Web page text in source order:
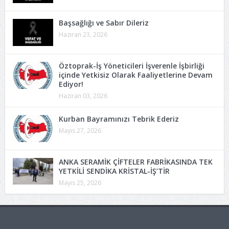
Başsağlığı ve Sabır Dileriz
Haziran 23, 2026
Öztoprak-İş Yöneticileri İşverenle İşbirliği
içinde Yetkisiz Olarak Faaliyetlerine Devam
Ediyor!
Haziran 03, 2026
Kurban Bayramınızı Tebrik Ederiz
Mayıs 27, 2026
ANKA SERAMİK ÇİFTELER FABRİKASINDA TEK
YETKİLİ SENDİKA KRİSTAL-İŞ’TİR
Mayıs 25, 2026